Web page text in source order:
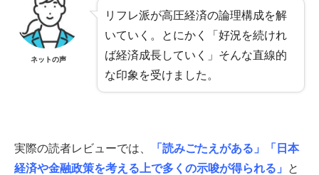
ネットの声
リフレ派が高圧経済の論理構成を解
いていく。とにかく「好況を続けれ
ば経済成長していく」そんな直線的
な印象を受けました。
実際の読者レビューでは、
「読みごたえがある」「日本
経済や金融政策を考える上で多くの示唆が得られる」
と